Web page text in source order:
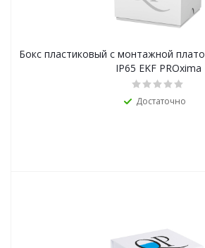
Бокс пластиковый с монтажной
IP65 EKF PROxima
Достаточно